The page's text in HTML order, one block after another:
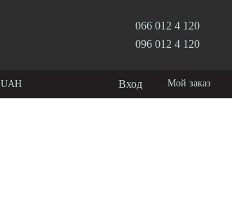
066 012 4 120
096 012 4 120
UAH Вход Мой заказ